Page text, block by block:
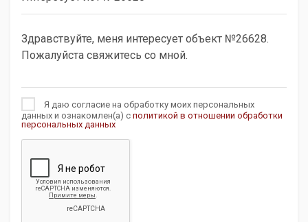
Я даю согласие на обработку моих персональных
данных и ознакомлен(а) с политикой в отношении обработки
персональных данных